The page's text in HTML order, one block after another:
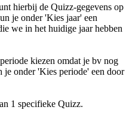
hierbij de Quizz-gegevens op
je onder 'Kies jaar' een
we in het huidige jaar hebben
kiezen omdat je bv nog
je onder 'Kies periode' een door
1 specifieke Quizz.